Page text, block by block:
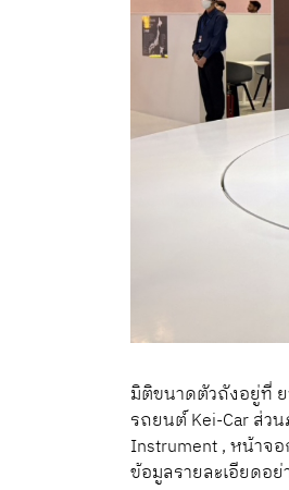
มิติขนาดตัวถังอยู่ที่
รถยนต์ Kei-Car ส่ว
Instrument , หน้าจ
ข้อมูลรายละเอียดอ